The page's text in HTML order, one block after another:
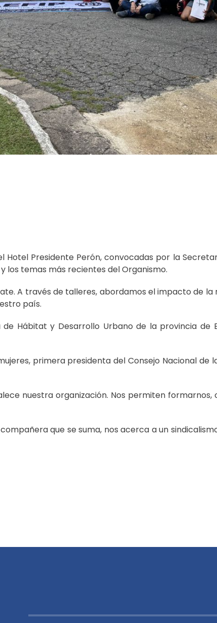
Hotel Presidente Perón, convocadas por la
los temas más recientes del Organismo.
A través de talleres, abordamos el impacto de
país.
Hábitat y Desarrollo Urbano de la provincia de
primera presidenta del Consejo Nacional de
nuestra organización. Nos permiten
que se suma, nos acerca a un